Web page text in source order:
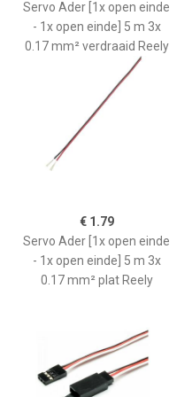
Servo Ader [1x open einde
- 1x open einde] 5 m 3x
0.17 mm² verdraaid Reely
€ 1.79
Servo Ader [1x open einde
- 1x open einde] 5 m 3x
0.17 mm² plat Reely